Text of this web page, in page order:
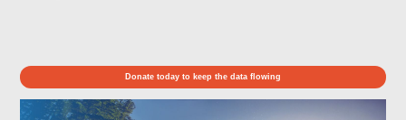
Donate today to keep the data flowing